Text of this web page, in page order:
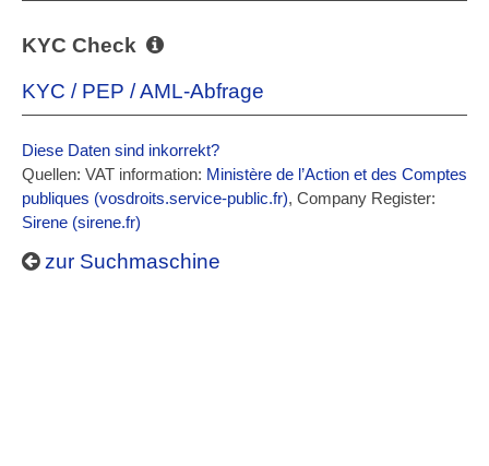
KYC Check
KYC / PEP / AML-Abfrage
Diese Daten sind inkorrekt?
Quellen: VAT information: Ministère de l’Action et des Comptes
publiques (vosdroits.service-public.fr), Company Register:
Sirene (sirene.fr)
zur Suchmaschine